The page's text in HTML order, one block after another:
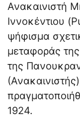
Ανακαινιστή
Ιννοκέντιου
ψήφισμα
μεταφοράς
της
1924.